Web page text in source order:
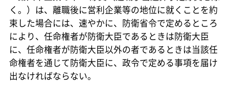
く。）は、離職後に営利企業等の地位に就くことを約
束した場合には、速やかに、防衛省令で定めるところ
により、任命権者が防衛大臣であるときは防衛大臣
に、任命権者が防衛大臣以外の者であるときは当該任
命権者を通じて防衛大臣に、政令で定める事項を届け
出なければならない。